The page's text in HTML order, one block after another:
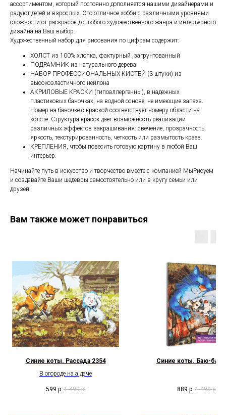
ассортиментом, который постоянно дополняется нашими дизайнерами и
радуют детей и взрослых. Это отличное хобби с различными уровнями
сложности от раскрасок до любого художественного жанра и интерьерного
дизайна на Ваш выбор.
Художественный набор для рисования по цифрам содержит:
ХОЛСТ из 100% хлопка, фактурный ,загрунтованный
ПОДРАМНИК из натурального дерева.
НАБОР ПРОФЕССИОНАЛЬНЫХ КИСТЕЙ (3 штуки) из
высокоэластичного нейлона
АКРИЛОВЫЕ КРАСКИ (гипоаллергенны), в надежных
пластиковых баночках, на водной основе, не имеющие запаха.
Номер на баночке с краской соответствует номеру области на
холсте. Структура красок дает возможность реализации
различных эффектов закрашивания: свечение, прозрачность,
яркость, текстурированность, четкость или размытость краев.
КРЕПЛЕНИЯ, чтобы повесить готовую картину в любой Ваш
интерьер.
Начинайте путь в искусство и творчество вместе с компанией МыРисуем
и создавайте Ваши шедевры самостоятельно или в кругу семьи или
друзей.
Вам также может понравиться
Синие коты. Рассада 2354
В огороде на а даче
599 р. 1 490 р.
Синие коты. Баю-бай
889 р. 1 490 р.